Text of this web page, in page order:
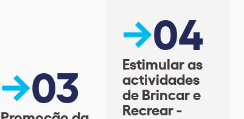
03
04
Estimular as
actividades
de Brincar e
Recrear -